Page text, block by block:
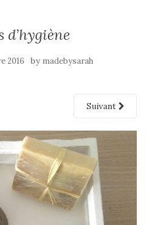
2016 by madebysarah
Suivant